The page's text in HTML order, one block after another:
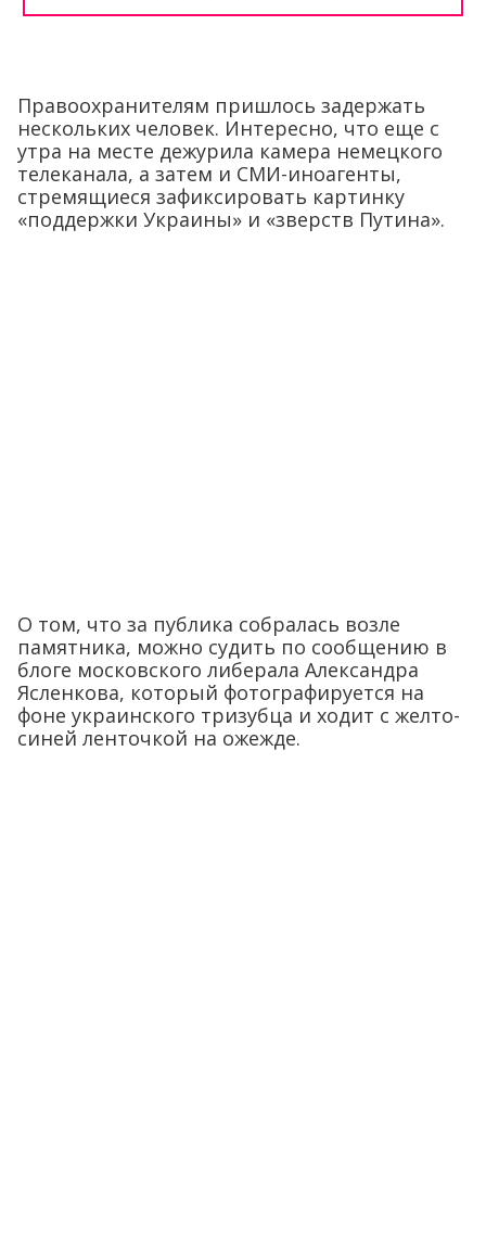
Правоохранителям пришлось задержать
нескольких человек. Интересно, что еще с
утра на месте дежурила камера немецкого
телеканала, а затем и СМИ-иноагенты,
стремящиеся зафиксировать картинку
«поддержки Украины» и «зверств Путина».
О том, что за публика собралась возле
памятника, можно судить по сообщению в
блоге московского либерала Александра
Ясленкова, который фотографируется на
фоне украинского тризубца и ходит с желто-
синей ленточкой на ожежде.